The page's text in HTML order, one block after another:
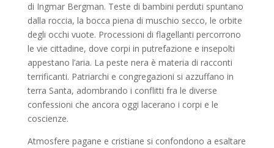
di Ingmar Bergman. Teste di bambini perduti spuntano
dalla roccia, la bocca piena di muschio secco, le orbite
degli occhi vuote. Processioni di flagellanti percorrono
le vie cittadine, dove corpi in putrefazione e insepolti
appestano l’aria. La peste nera è materia di racconti
terrificanti. Patriarchi e congregazioni si azzuffano in
terra Santa, adombrando i conflitti fra le diverse
confessioni che ancora oggi lacerano i corpi e le
coscienze.
Atmosfere pagane e cristiane si confondono a esaltare